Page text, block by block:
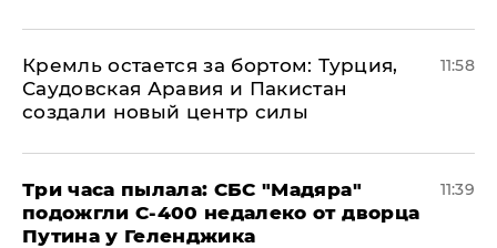
​Кремль остается за бортом: Турция,
Саудовская Аравия и Пакистан
создали новый центр силы
11:58
Три часа пылала: СБС "Мадяра"
подожгли С-400 недалеко от дворца
Путина у Геленджика
11:39